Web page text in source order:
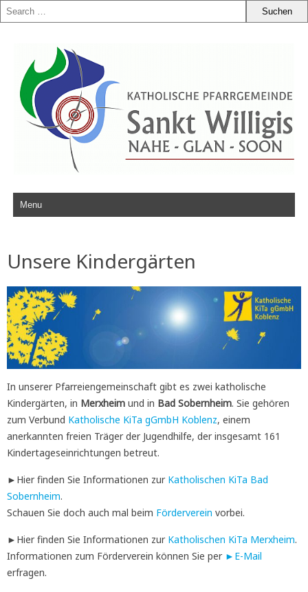
Zum Inhalt springen
Unsere Kindergärten
In unserer Pfarreiengemeinschaft gibt es zwei katholische
Kindergärten, in Merxheim und in Bad Sobernheim. Sie gehören
zum Verbund Katholische KiTa gGmbH Koblenz, einem
anerkannten freien Träger der Jugendhilfe, der insgesamt 161
Kindertageseinrichtungen betreut.
►Hier finden Sie Informationen zur Katholischen KiTa Bad
Sobernheim.
Schauen Sie doch auch mal beim Förderverein vorbei.
►Hier finden Sie Informationen zur Katholischen KiTa Merxheim.
Informationen zum Förderverein können Sie per ►E-Mail
erfragen.